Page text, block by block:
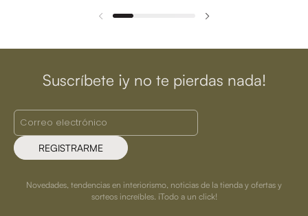
Suscríbete ¡y no te pierdas nada!
REGISTRARME
Novedades, tendencias en interiorismo, noticias de la tienda y ofertas y
sorteos increíbles. ¡Todo a un click!